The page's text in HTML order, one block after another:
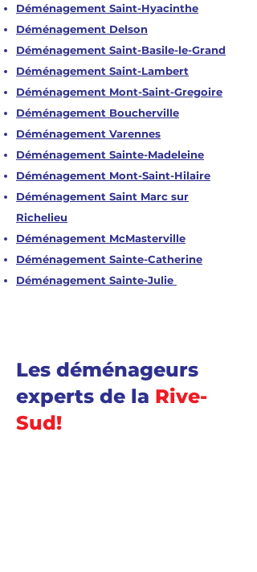
Déménagement Saint-Hyacinthe
Déménagement Delson
Déménagement Saint-Basile-le-Grand
Déménagement Saint-Lambert
Déménagement Mont-Saint-Gregoire
Déménagement Boucherville
Déménagement Varennes
Déménagement Sainte-Madeleine
Déménagement Mont-Saint-Hilaire
Déménagement Saint Marc sur
Richelieu
Déménagement McMasterville
Déménagement Sainte-Catherine
Déménagement Sainte-Julie
Les déménageurs
experts de la Rive-
Sud!